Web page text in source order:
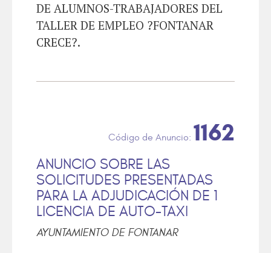
DE ALUMNOS-TRABAJADORES DEL
TALLER DE EMPLEO ?FONTANAR
CRECE?.
ANUNCIO SOBRE LAS
SOLICITUDES PRESENTADAS
PARA LA ADJUDICACIÓN DE 1
LICENCIA DE AUTO-TAXI
AYUNTAMIENTO DE FONTANAR
1162